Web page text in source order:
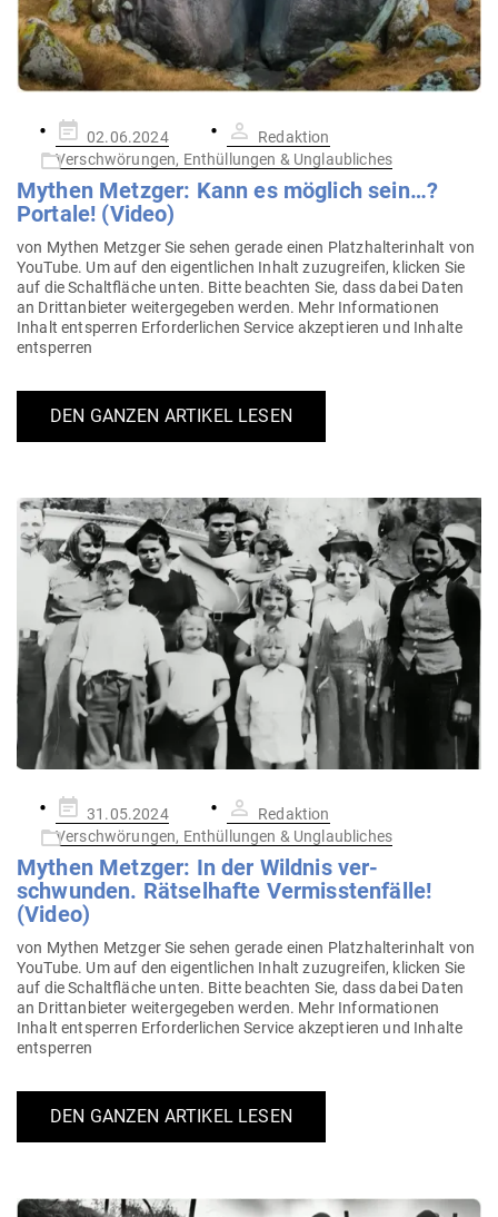
Gepostet
am
02.06.2024
Redaktion
Verschwörungen, Enthüllungen & Unglaubliches
Mythen Metzger: Kann es möglich sein…?
Portale! (Video)
von Mythen Metzger Sie sehen gerade einen Platz­hal­ter­inhalt von
YouTube. Um auf den eigent­lichen Inhalt zuzu­greifen, klicken Sie
auf die Schalt­fläche unten. Bitte beachten Sie, dass dabei Daten
an Dritt­an­bieter wei­ter­ge­geben werden. Mehr Infor­ma­tionen
Inhalt ent­sperren Erfor­der­lichen Service akzep­tieren und Inhalte
entsperren
DEN GANZEN ARTIKEL LESEN
Gepostet
am
31.05.2024
Redaktion
Verschwörungen, Enthüllungen & Unglaubliches
Mythen Metzger: In der Wildnis ver­
schwunden. Rät­sel­hafte Ver­miss­ten­fälle!
(Video)
von Mythen Metzger Sie sehen gerade einen Platz­hal­ter­inhalt von
YouTube. Um auf den eigent­lichen Inhalt zuzu­greifen, klicken Sie
auf die Schalt­fläche unten. Bitte beachten Sie, dass dabei Daten
an Dritt­an­bieter wei­ter­ge­geben werden. Mehr Infor­ma­tionen
Inhalt ent­sperren Erfor­der­lichen Service akzep­tieren und Inhalte
entsperren
DEN GANZEN ARTIKEL LESEN